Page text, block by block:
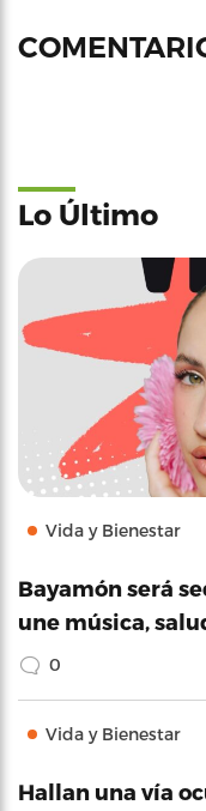
Lo Último
Vida y Bienestar
Bayamón será
une música,
0
Vida y Bienestar
Hallan una vía